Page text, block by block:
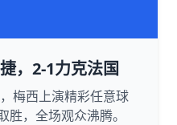
，2-1力克法国
梅西上演精彩任意球
，全场观众沸腾。